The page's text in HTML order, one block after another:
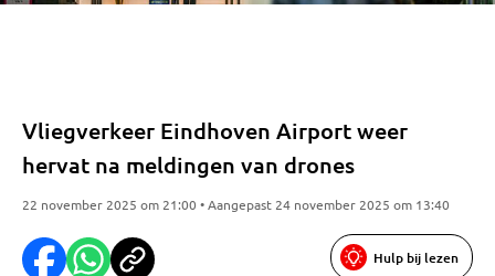
Vliegverkeer Eindhoven Airport weer
hervat na meldingen van drones
22 november 2025 om 21:00 • Aangepast 24 november 2025 om 13:40
Hulp bij lezen